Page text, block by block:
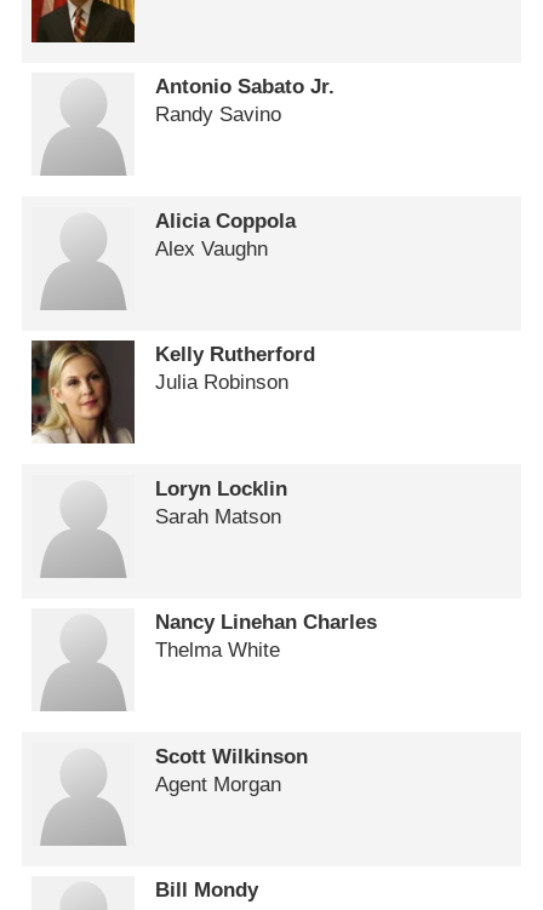
Antonio Sabato Jr.
Randy Savino
Alicia Coppola
Alex Vaughn
Kelly Rutherford
Julia Robinson
Loryn Locklin
Sarah Matson
Nancy Linehan Charles
Thelma White
Scott Wilkinson
Agent Morgan
Bill Mondy